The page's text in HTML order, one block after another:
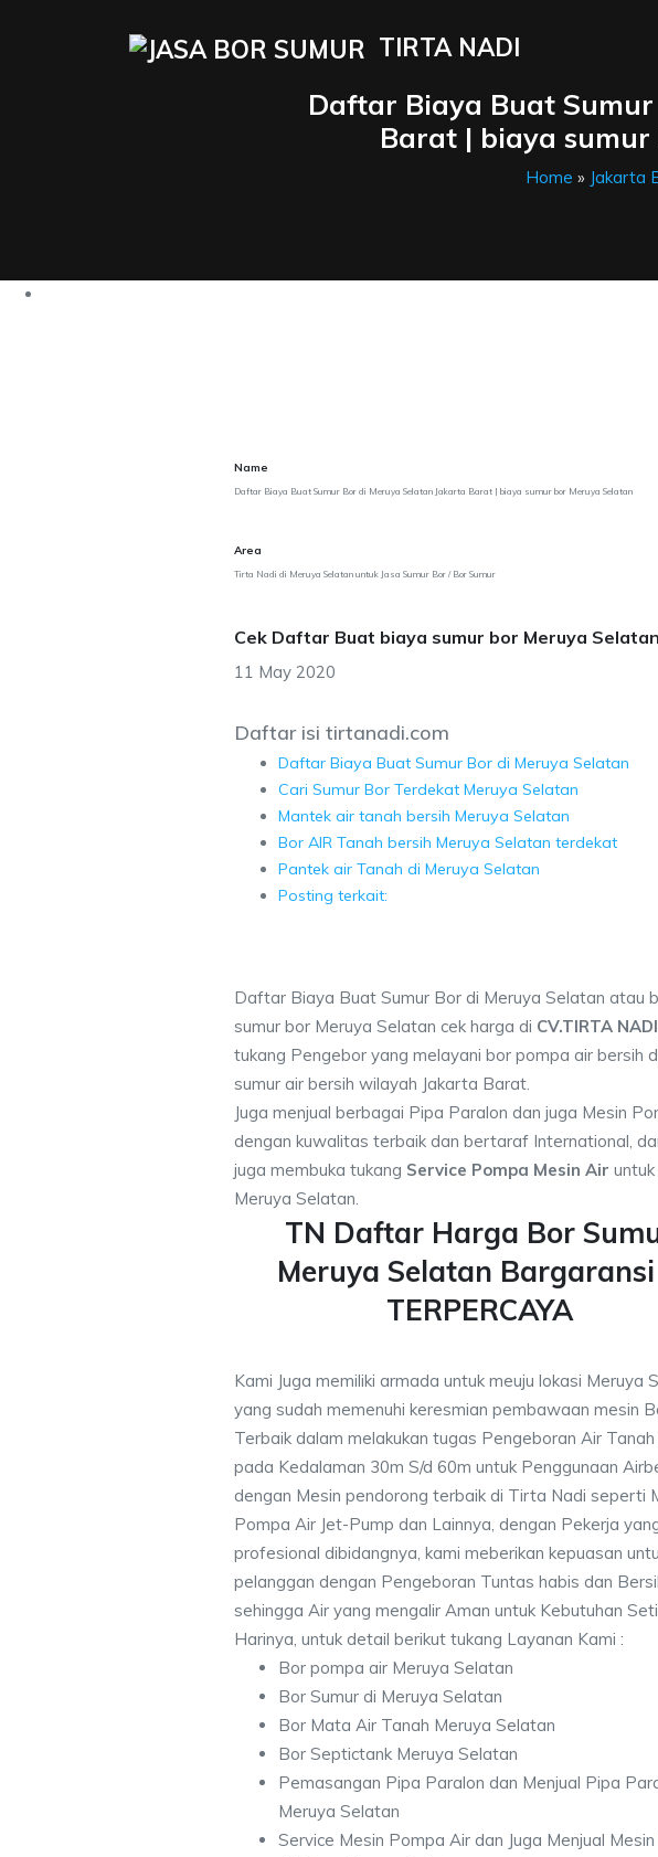
TIRTA NADI
Daftar Biaya Buat
Barat | biaya sumur
Home » Jakarta
Name
Daftar Biaya Buat Sumur Bor di Meruya Selatan Jakarta Barat | biaya sumur bor Meruya Selatan
Area
Tirta Nadi di Meruya Selatan untuk Jasa Sumur Bor / Bor Sumur
Cek Daftar Buat biaya sumur bor Meruya Selatan
11 May 2020
Daftar isi tirtanadi.com
Daftar Biaya Buat Sumur Bor di Meruya Selatan
Cari Sumur Bor Terdekat Meruya Selatan
Mantek air tanah bersih Meruya Selatan
Bor AIR Tanah bersih Meruya Selatan terdekat
Pantek air Tanah di Meruya Selatan
Posting terkait:
Daftar Biaya Buat Sumur Bor di Meruya Selatan atau
sumur bor Meruya Selatan cek harga di CV.TIRTA NADI
tukang Pengebor yang melayani bor pompa air bersih
sumur air bersih wilayah Jakarta Barat.
Juga menjual berbagai Pipa Paralon dan juga Mesin
dengan kuwalitas terbaik dan bertaraf International,
juga membuka tukang Service Pompa Mesin Air
Meruya Selatan.
TN Daftar Harga Bor
Meruya Selatan
TERPERCAYA
Kami Juga memiliki armada untuk meuju lokasi Meruya
yang sudah memenuhi keresmian pembawaan mesin
Terbaik dalam melakukan tugas Pengeboran Air Tanah
pada Kedalaman 30m S/d 60m untuk Penggunaan
dengan Mesin pendorong terbaik di Tirta Nadi seperti
Pompa Air Jet-Pump dan Lainnya, dengan Pekerja
profesional dibidangnya, kami meberikan kepuasan
pelanggan dengan Pengeboran Tuntas habis dan
sehingga Air yang mengalir Aman untuk Kebutuhan
Harinya, untuk detail berikut tukang Layanan Kami :
Bor pompa air Meruya Selatan
Bor Sumur di Meruya Selatan
Bor Mata Air Tanah Meruya Selatan
Bor Septictank Meruya Selatan
Pemasangan Pipa Paralon dan Menjual Pipa
Meruya Selatan
Service Mesin Pompa Air dan Juga Menjual